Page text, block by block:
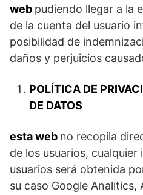
web pudiendo llegar a la
de la cuenta del usuario
posibilidad de
daños y perjuicios
POLÍTICA DE
DE DATOS
esta web no recopila
de los usuarios,
usuarios será obtenida
su caso Google Analitics,